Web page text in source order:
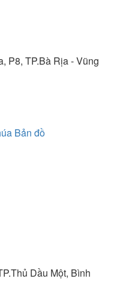
P8, TP.Bà Rịa - Vũng
Bản đồ
Dầu Một, Bình